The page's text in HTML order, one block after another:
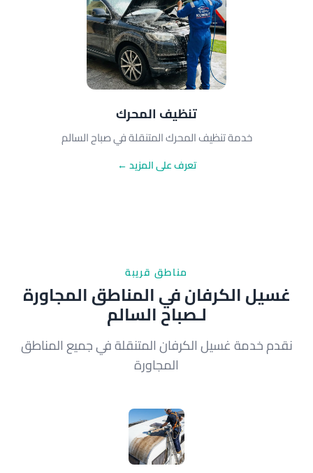
تنظيف المحرك
خدمة تنظيف المحرك المتنقلة في صباح السالم
تعرف على المزيد ←
مناطق قريبة
غسيل الكرفان في المناطق المجاورة
لـصباح السالم
نقدم خدمة غسيل الكرفان المتنقلة في جميع المناطق
المجاورة